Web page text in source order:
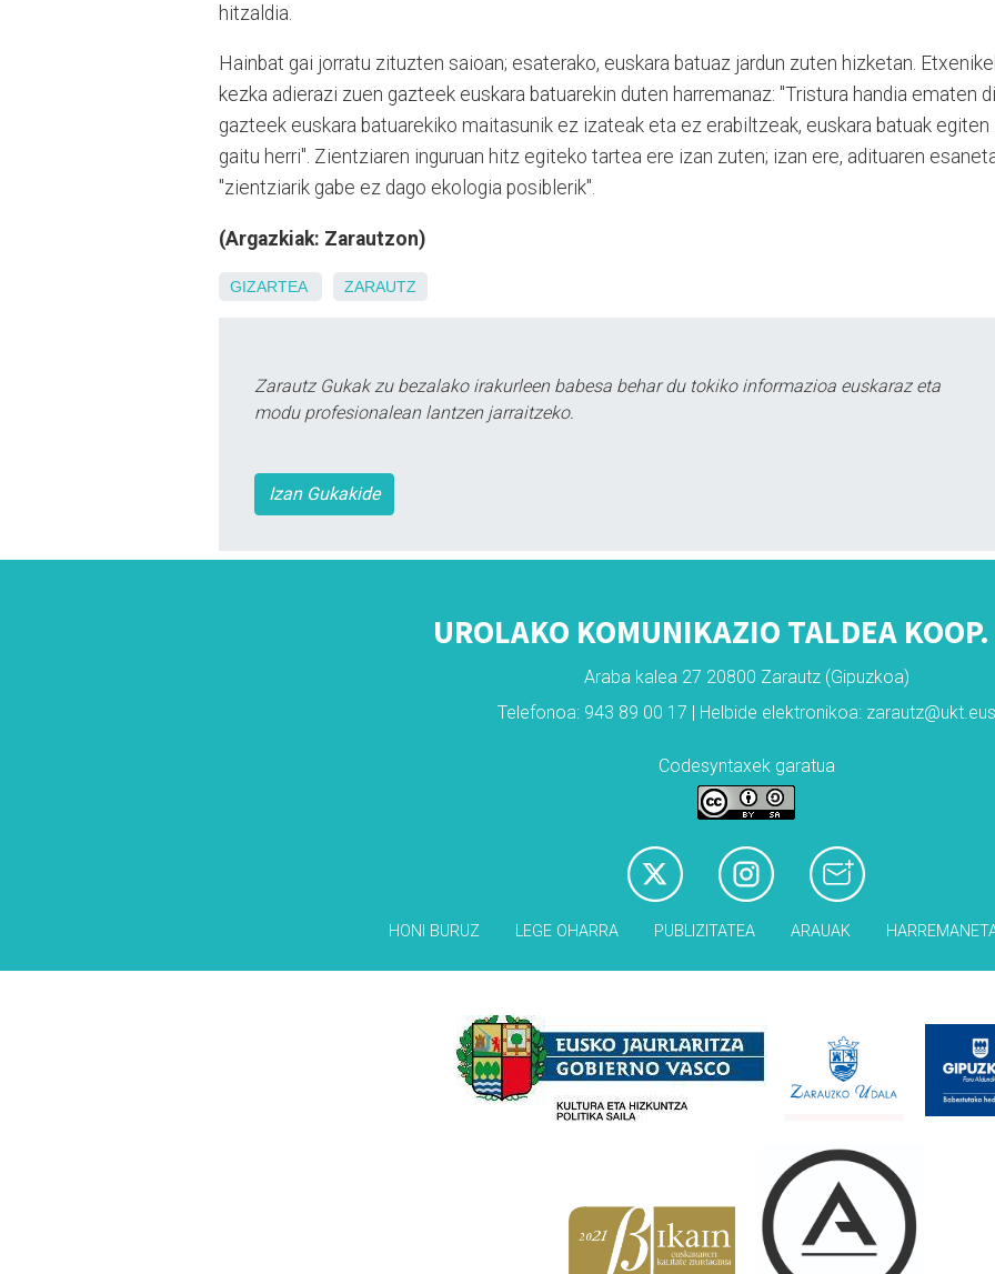
hitzaldia.
Hainbat gai jorratu zituzten saioan; esaterako, euskara batuaz jardun zuten hizketan.
kezka adierazi zuen gazteek euskara batuarekin duten harremanaz: "Tristura handia ematen
gazteek euskara batuarekiko maitasunik ez izateak eta ez erabiltzeak, euskara batuak egiten
gaitu herri". Zientziaren inguruan hitz egiteko tartea ere izan zuten; izan ere, adituaren
"zientziarik gabe ez dago ekologia posiblerik".
(Argazkiak: Zarautzon)
GIZARTEA ZARAUTZ
Zarautz Gukak zu bezalako irakurleen babesa behar du tokiko informazioa euskaraz eta
modu profesionalean lantzen jarraitzeko.
Izan Gukakide
UROLAKO KOMUNIKAZIO TALDEA
Araba kalea 27 20800 Zarautz (Gipuzkoa)
Telefonoa: 943 89 00 17 | Helbide elektronikoa: zarautz@ukt.eus
Codesyntaxek garatua
HONI BURUZ LEGE OHARRA PUBLIZITATEA ARAUAK